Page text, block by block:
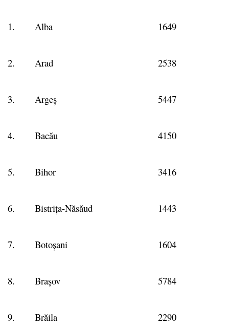
1. Alba 1649
2. Arad 2538
3. Argeș 5447
4. Bacău 4150
5. Bihor 3416
6. Bistrița-Năsăud 1443
7. Botoșani 1604
8. Brașov 5784
9. Brăila 2290